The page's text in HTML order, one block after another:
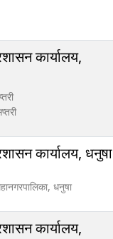
कार्यालय,
कार्यालय, धनुषा
धनुषा
कार्यालय,